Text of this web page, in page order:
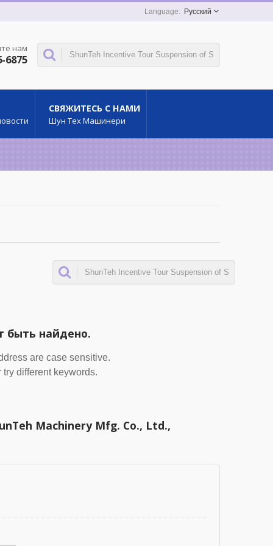
Русский
нам
6875
СВЯЖИТЕСЬ С НАМИ
Шун Тех Машинери
быть найдено.
are case sensitive.
different keywords.
Machinery Mfg. Co., Ltd.,